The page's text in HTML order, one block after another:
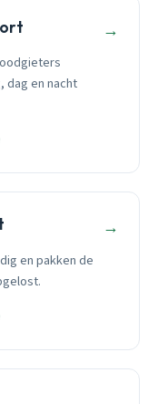
→
dag en nacht
→
en pakken de